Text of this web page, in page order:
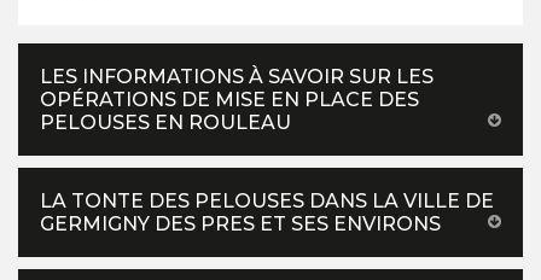
LES INFORMATIONS À SAVOIR SUR LES
OPÉRATIONS DE MISE EN PLACE DES
PELOUSES EN ROULEAU
LA TONTE DES PELOUSES DANS LA VILLE DE
GERMIGNY DES PRES ET SES ENVIRONS